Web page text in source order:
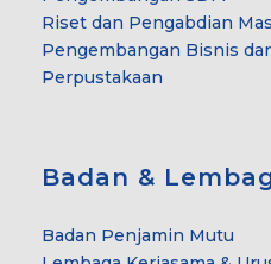
Riset dan Pengabdian
Pengembangan Bisnis
Perpustakaan
Badan &
Badan Penjamin Mutu